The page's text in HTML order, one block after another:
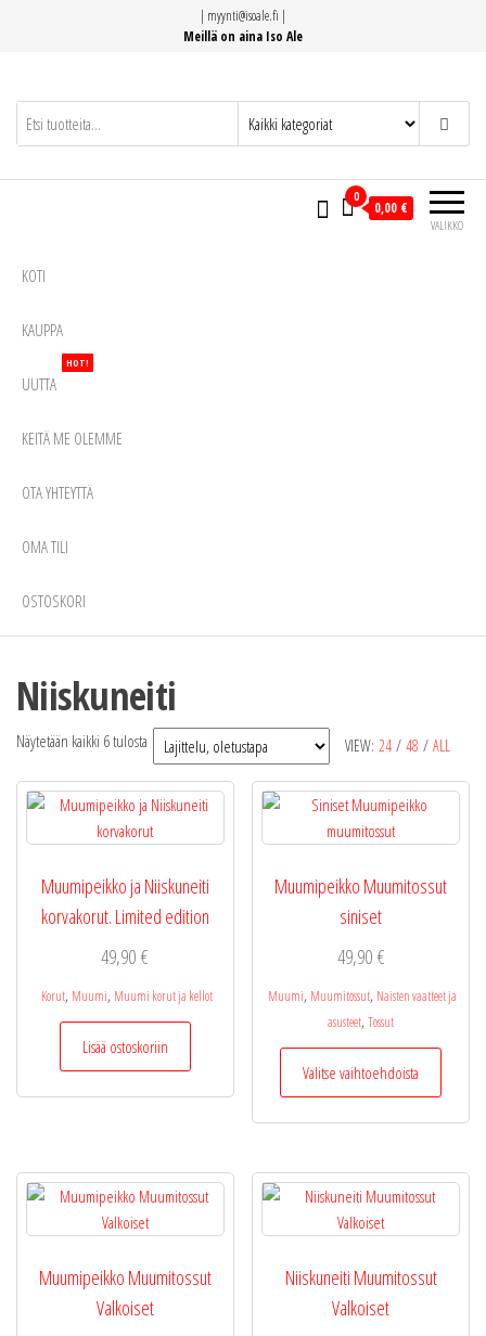
| myynti@isoale.fi |
Meillä on aina Iso Ale
VALIKKO
0
0,00 €
KOTI
KAUPPA
UUTTA
HOT!
KEITÄ ME OLEMME
OTA YHTEYTTÄ
OMA TILI
OSTOSKORI
Niiskuneiti
VIEW: 24 / 48 / ALL
Näytetään kaikki 6 tulosta
Muumipeikko ja Niiskuneiti
korvakorut. Limited edition
49,90€
Korut, Muumi, Muumi korut ja kellot
Lisää ostoskoriin
Muumipeikko Muumitossut
siniset
49,90 €
Muumi, Muumitossut, Naisten vaatteet ja
asusteet, Tossut
Valitse vaihtoehdoista
Tällä
Voit
valinnat
Muumipeikko Muumitossut
Valkoiset
Niiskuneiti Muumitossut
Valkoiset